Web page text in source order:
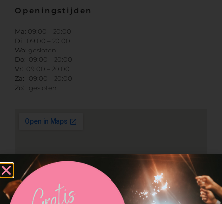
Openingstijden
Ma: 09:00 – 20:00
Di: 09:00 – 20:00
Wo: gesloten
Do: 09:00 – 20:00
Vr: 09:00 – 20:00
Za:
09:00 – 20:00
Zo: gesloten